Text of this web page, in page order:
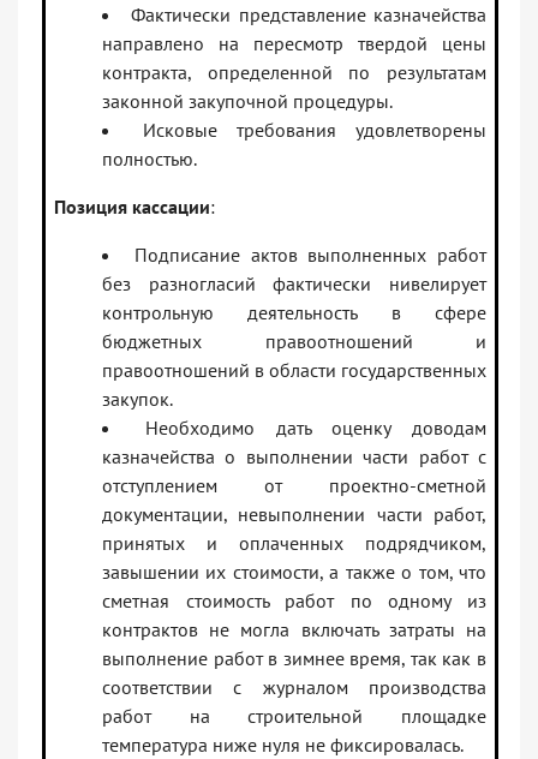
Фактически представление казначейства
направлено на пересмотр твердой цены
контракта, определенной по результатам
законной закупочной процедуры.
Исковые требования удовлетворены
полностью.
Позиция кассации:
Подписание актов выполненных работ
без разногласий фактически нивелирует
контрольную деятельность в сфере
бюджетных правоотношений и
правоотношений в области государственных
закупок.
Необходимо дать оценку доводам
казначейства о выполнении части работ с
отступлением от проектно-сметной
документации, невыполнении части работ,
принятых и оплаченных подрядчиком,
завышении их стоимости, а также о том, что
сметная стоимость работ по одному из
контрактов не могла включать затраты на
выполнение работ в зимнее время, так как в
соответствии с журналом производства
работ на строительной площадке
температура ниже нуля не фиксировалась.